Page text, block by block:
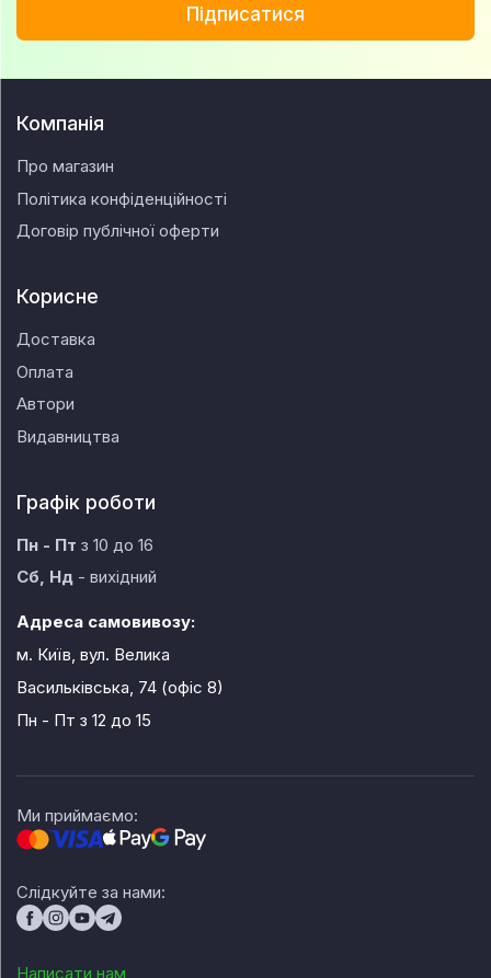
Підписатися
Компанія
Про магазин
Політика конфіденційності
Договір публічної оферти
Корисне
Доставка
Оплата
Автори
Видавництва
Графік роботи
Пн - Пт з 10 до 16
Сб, Нд - вихідний
Адреса самовивозу:
м. Київ, вул. Велика
Васильківська, 74 (офіс 8)
Пн - Пт з 12 до 15
Ми приймаємо:
Слідкуйте за нами:
Написати нам